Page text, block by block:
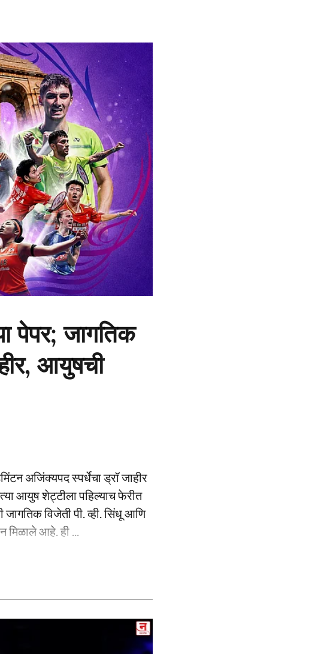
पेपर; जागतिक
आयुषची
अजिंक्यपद स्पर्धेचा ड्रॉ जाहीर
आयुष शेट्टीला पहिल्याच फेरीत
विजेती पी. व्ही. सिंधू आणि
मिळाले आहे. ही ...